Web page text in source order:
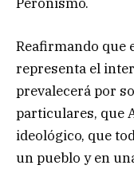
Reafirmando que
representa el
prevalecerá por
particulares, que
ideológico, que
un pueblo y en